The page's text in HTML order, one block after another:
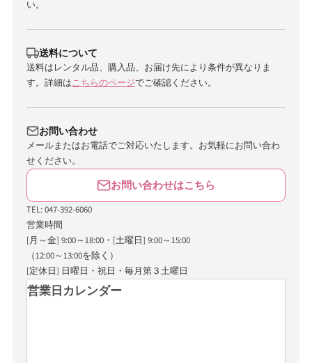
い。
送料について
送料はレンタル品、購入品、お届け先により条件が異なりま
す。詳細はこちらのページでご確認ください。
お問い合わせ
メールまたはお電話でご対応いたします。お気軽にお問い合わ
せください。
お問い合わせはこちら
TEL: 047-392-6060
営業時間
[月～金] 9:00～18:00・[土曜日] 9:00～15:00
（12:00～13:00を除く）
[定休日] 日曜日・祝日・毎月第３土曜日
営業日カレンダー